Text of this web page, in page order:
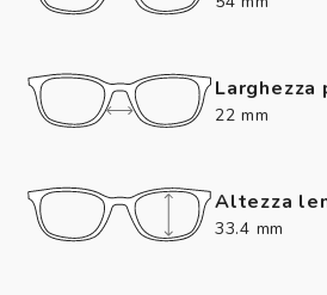
Larghezza
22 mm
Altezza
33.4 mm